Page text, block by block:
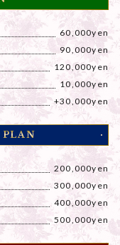
60,000yen
90,000yen
120,000yen
10,000yen
+30,000yen
PLAN
200,000yen
300,000yen
400,000yen
500,000yen